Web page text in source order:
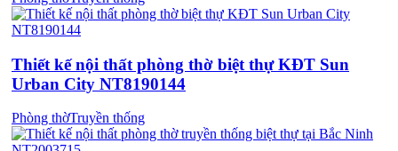
Thiết kế nội thất phòng thờ biệt thự KĐT Sun
Urban City NT8190144
Phòng thờTruyền thống